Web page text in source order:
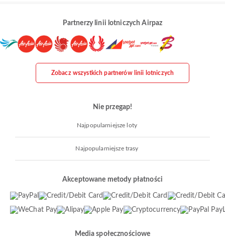
Partnerzy linii lotniczych Airpaz
Zobacz wszystkich partnerów linii lotniczych
Nie przegap!
Najpopularniejsze loty
Najpopularniejsze trasy
Akceptowane metody płatności
Media społecznościowe